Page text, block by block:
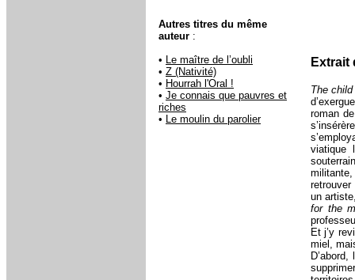
Autres titres du même
auteur :
• Le maître de l’oubli
• Z (Nativité)
• Hourrah l'Oral !
• Je connais que pauvres et
riches
• Le moulin du parolier
Extrait
The
roman
viatique
un
for the
Et j’y
miel,